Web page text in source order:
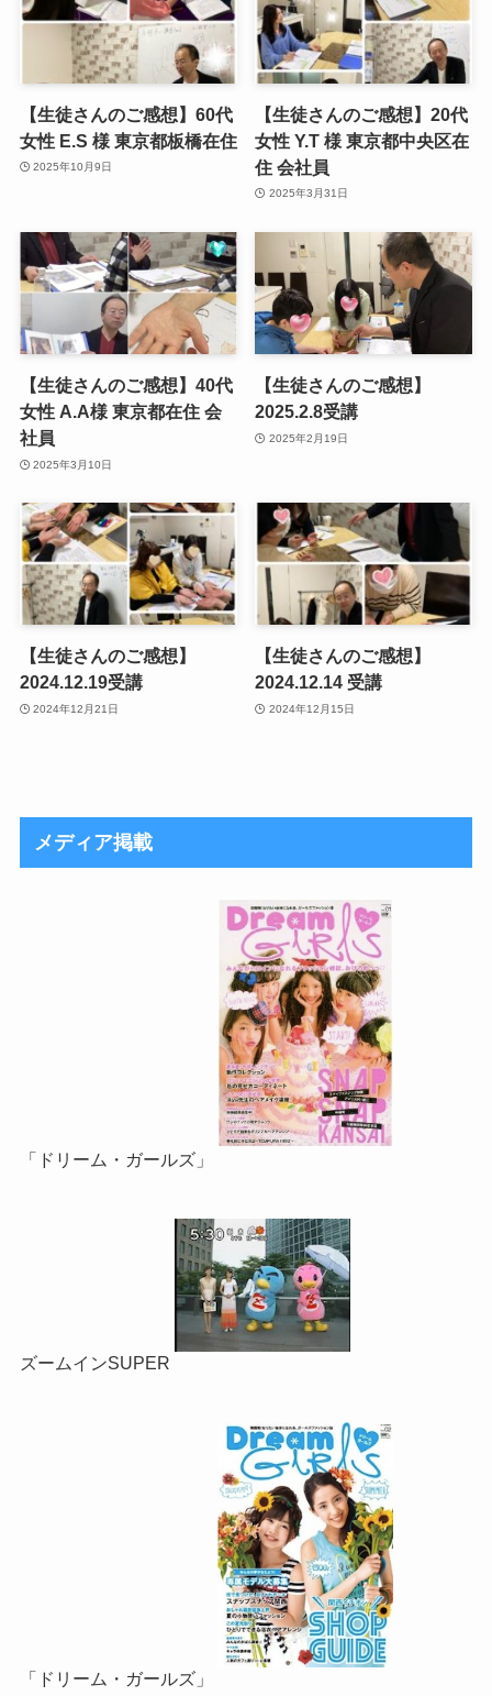
【生徒さんのご感想】60代
女性 E.S 様 東京都板橋在住
2025年10月9日
【生徒さんのご感想】20代
女性 Y.T 様 東京都中央区在
住 会社員
2025年3月31日
【生徒さんのご感想】40代
女性 A.A様 東京都在住 会
社員
2025年3月10日
【生徒さんのご感想】
2025.2.8受講
2025年2月19日
【生徒さんのご感想】
2024.12.19受講
2024年12月21日
【生徒さんのご感想】
2024.12.14 受講
2024年12月15日
メディア掲載
「ドリーム・ガールズ」
ズームインSUPER
「ドリーム・ガールズ」